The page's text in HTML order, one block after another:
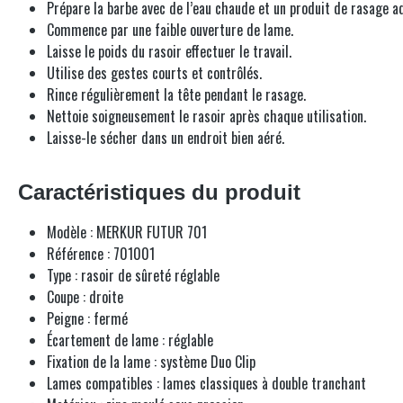
Prépare la barbe avec de l’eau chaude et un produit de rasage
Commence par une faible ouverture de lame.
Laisse le poids du rasoir effectuer le travail.
Utilise des gestes courts et contrôlés.
Rince régulièrement la tête pendant le rasage.
Nettoie soigneusement le rasoir après chaque utilisation.
Laisse-le sécher dans un endroit bien aéré.
Caractéristiques du produit
Modèle : MERKUR FUTUR 701
Référence : 701001
Type : rasoir de sûreté réglable
Coupe : droite
Peigne : fermé
Écartement de lame : réglable
Fixation de la lame : système Duo Clip
Lames compatibles : lames classiques à double tranchant